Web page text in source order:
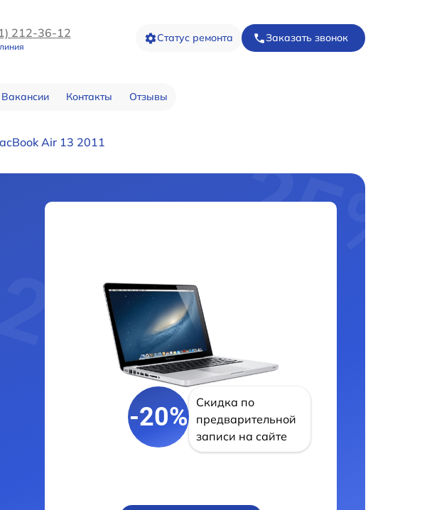
212-36-12 Статус ремонта Заказать звонок
Вакансии Контакты Отзывы
Air 13 2011
-20%
Скидка по
предварительной
записи на сайте